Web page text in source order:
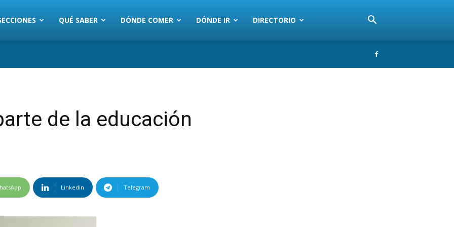
QUÉ SABER DÓNDE COMER DÓNDE IR DIRECTORIO
de la educación
Linkedin Telegram